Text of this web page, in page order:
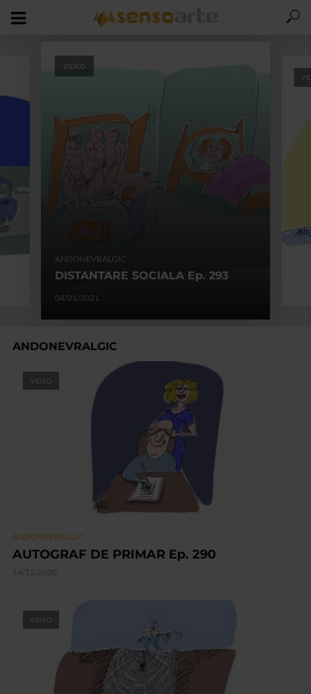
VIDEO
ANDONEVRALGIC
DISTANTARE SOCIALA Ep. 293
04/01/2021
ANDONEVRALGIC
VIDEO
ANDONEVRALGIC
AUTOGRAF DE PRIMAR Ep. 290
14/12/2020
VIDEO